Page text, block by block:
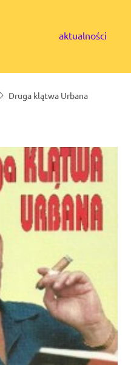
aktualności
Druga klątwa Urbana